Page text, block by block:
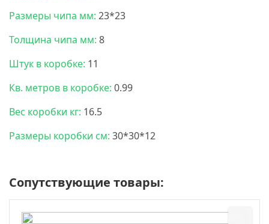
Размеры чипа мм: 23*23
Толщина чипа мм: 8
Штук в коробке: 11
Кв. метров в коробке: 0.99
Вес коробки кг: 16.5
Размеры коробки см: 30*30*12
Сопутствующие товары: